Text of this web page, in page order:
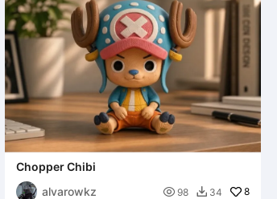
Chopper Chibi
alvarowkz
 98  34 8